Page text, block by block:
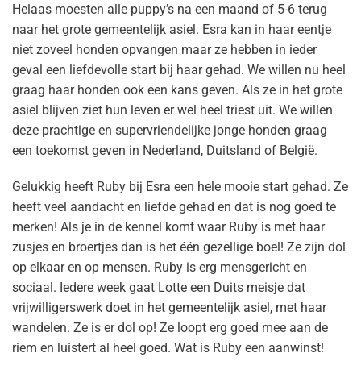
Helaas moesten alle puppy’s na een maand of 5-6 terug
naar het grote gemeentelijk asiel. Esra kan in haar eentje
niet zoveel honden opvangen maar ze hebben in ieder
geval een liefdevolle start bij haar gehad. We willen nu heel
graag haar honden ook een kans geven. Als ze in het grote
asiel blijven ziet hun leven er wel heel triest uit. We willen
deze prachtige en supervriendelijke jonge honden graag
een toekomst geven in Nederland, Duitsland of België.
Gelukkig heeft Ruby bij Esra een hele mooie start gehad. Ze
heeft veel aandacht en liefde gehad en dat is nog goed te
merken! Als je in de kennel komt waar Ruby is met haar
zusjes en broertjes dan is het één gezellige boel! Ze zijn dol
op elkaar en op mensen. Ruby is erg mensgericht en
sociaal. Iedere week gaat Lotte een Duits meisje dat
vrijwilligerswerk doet in het gemeentelijk asiel, met haar
wandelen. Ze is er dol op! Ze loopt erg goed mee aan de
riem en luistert al heel goed. Wat is Ruby een aanwinst!